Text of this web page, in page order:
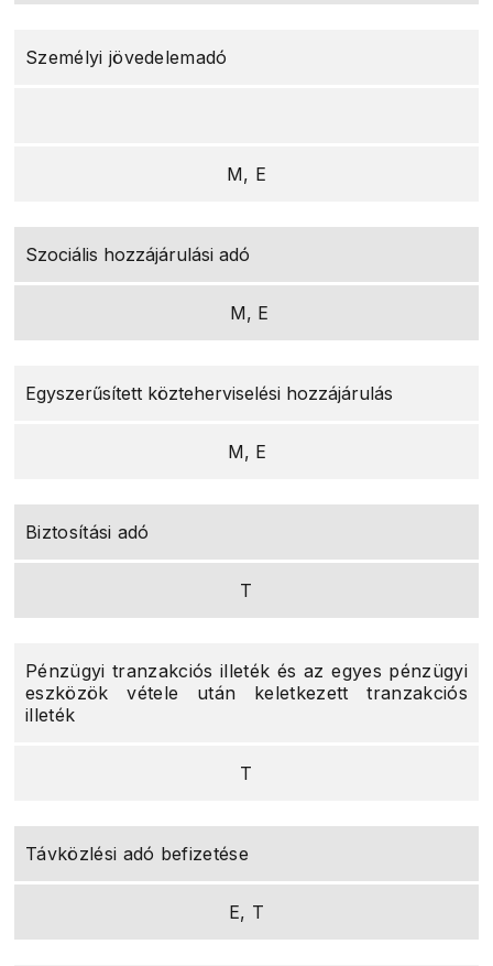
Személyi jövedelemadó
M, E
Szociális hozzájárulási adó
M, E
Egyszerűsített közteherviselési hozzájárulás
M, E
Biztosítási adó
T
Pénzügyi tranzakciós illeték és az egyes pénzügyi
eszközök vétele után keletkezett tranzakciós
illeték
T
Távközlési adó befizetése
E, T